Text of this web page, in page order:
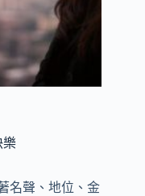
樂
名聲、地位、金